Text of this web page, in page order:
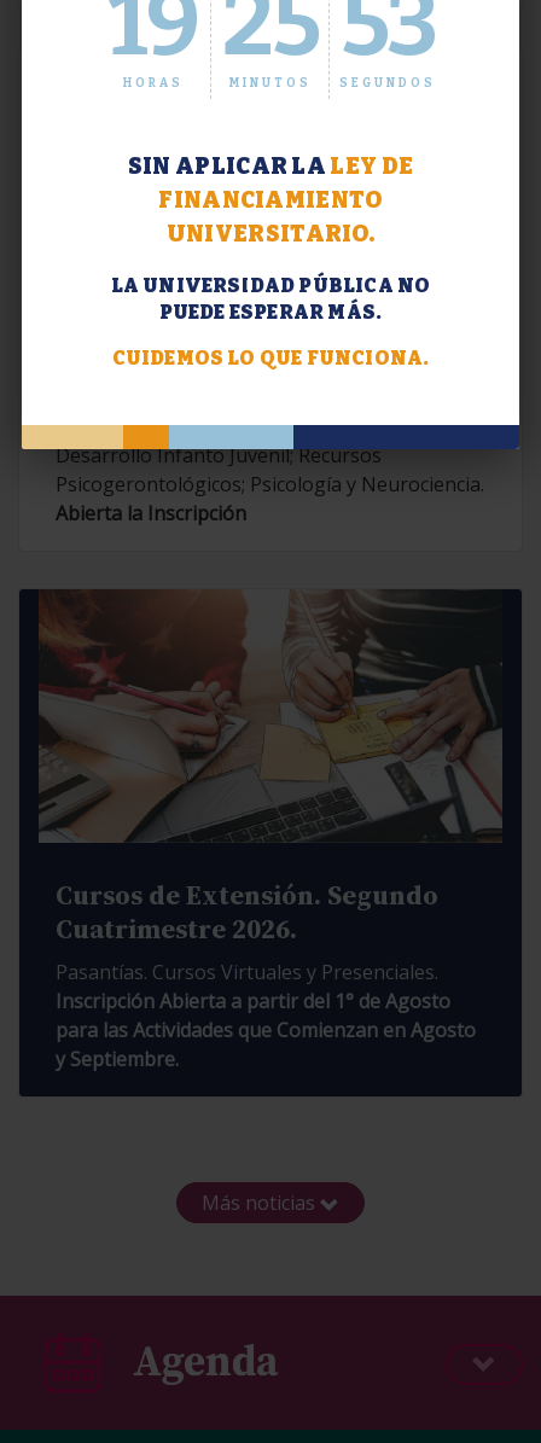
19
HORAS
25
MINUTOS
53
SEGUNDOS
SIN APLICAR LA LEY DE
FINANCIAMIENTO
UNIVERSITARIO.
LA UNIVERSIDAD PÚBLICA NO
PUEDE ESPERAR MÁS.
CUIDEMOS LO QUE FUNCIONA.
Extensión. Diplomaturas 2026.
Contemporáneas; Problemáticas en el
Desarrollo Infanto Juvenil; Recursos
Psicogerontológicos; Psicología y Neurociencia.
Abierta la Inscripción
Cursos de Extensión. Segundo
Cuatrimestre 2026.
Pasantías. Cursos Virtuales y Presenciales.
Inscripción Abierta a partir del 1° de Agosto
para las Actividades que Comienzan en Agosto
y Septiembre.
Más noticias